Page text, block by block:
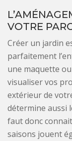
VOTRE
Créer un jardin
parfaitement
une maquette
visualiser vos
extérieur de
détermine aussi
faut donc
saisons jouent